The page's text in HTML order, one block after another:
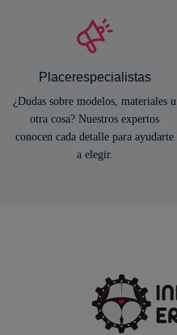
Placerespecialistas
¿Dudas sobre modelos, materiales u
otra cosa? Nuestros expertos
conocen cada detalle para ayudarte
a elegir.